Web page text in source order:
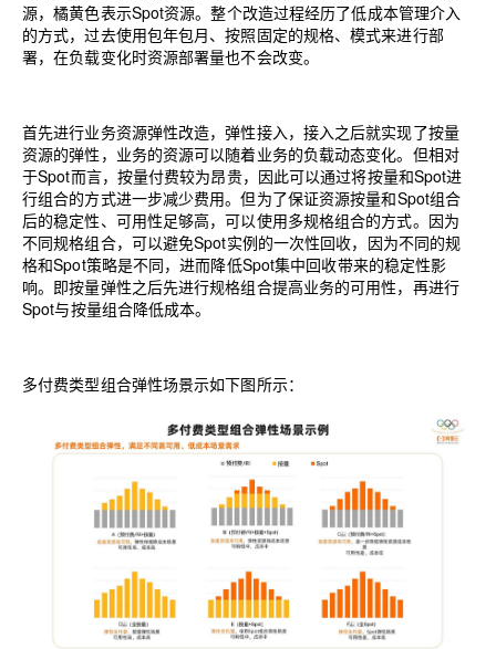
源，橘黄色表示Spot资源。整个改造过程经历了低成本管理介入
的方式，过去使用包年包月、按照固定的规格、模式来进行部
署，在负载变化时资源部署量也不会改变。
首先进行业务资源弹性改造，弹性接入，接入之后就实现了按量
资源的弹性，业务的资源可以随着业务的负载动态变化。但相对
于Spot而言，按量付费较为昂贵，因此可以通过将按量和Spot进
行组合的方式进一步减少费用。但为了保证资源按量和Spot组合
后的稳定性、可用性足够高，可以使用多规格组合的方式。因为
不同规格组合，可以避免Spot实例的一次性回收，因为不同的规
格和Spot策略是不同，进而降低Spot集中回收带来的稳定性影
响。即按量弹性之后先进行规格组合提高业务的可用性，再进行
Spot与按量组合降低成本。
多付费类型组合弹性场景示如下图所示：